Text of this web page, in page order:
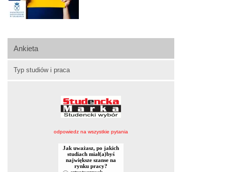
Ankieta
Typ studiów i praca
odpowiedz na wszystkie pytania